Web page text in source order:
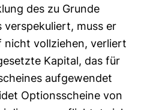
des zu Grunde
ver­spekuliert, muss er
nicht vollziehen, verliert
Kapital, das für
aufgewendet
Options­scheine von